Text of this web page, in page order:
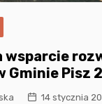
wsparcie
Gminie Pisz
14 stycznia